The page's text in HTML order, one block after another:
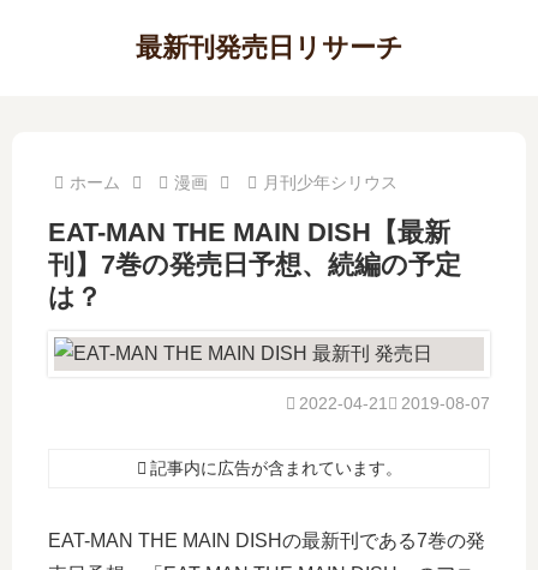
最新刊発売日リサーチ
ホーム 漫画 月刊少年シリウス
EAT-MAN THE MAIN DISH【最新
刊】7巻の発売日予想、続編の予定
は？
2019-08-07
2022-04-21
記事内に広告が含まれています。
EAT-MAN THE MAIN DISHの最新刊である7巻の発